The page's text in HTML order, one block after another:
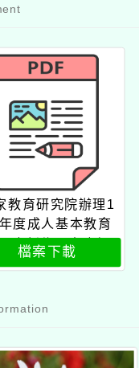
教育研究院辦理1
度成人基本教育
習班新住民專班師
研習班課程表1
檔案下載